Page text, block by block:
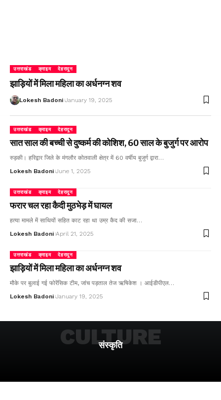
उत्तराखंड क्राइम देहरादून
झाड़ियों में मिला महिला का अर्धनग्न शव
Lokesh Badoni January 19, 2025
उत्तराखंड क्राइम देहरादून
सात साल की बच्ची से दुष्कर्म की कोशिश, 60 साल के बुजुर्ग पर आरोप
रुड़की। हरिद्वार जिले के मंगलौर कोतवाली क्षेत्र में 60 वर्षीय बुजुर्ग द्वारा…
Lokesh Badoni June 1, 2025
उत्तराखंड क्राइम देहरादून
फरार चल रहा कैदी मुठभेड़ में घायल
हत्या मामले में साथियों सहित काट रहा था उम्र कैद की सजा…
Lokesh Badoni April 21, 2025
उत्तराखंड क्राइम देहरादून
झाड़ियों में मिला महिला का अर्धनग्न शव
मौके पर बुलाई गई फोरेंसिक टीम, जांच पड़ताल तेज ऋषिकेश । आईडीपीएल…
Lokesh Badoni January 19, 2025
संस्कृति
CULTURE